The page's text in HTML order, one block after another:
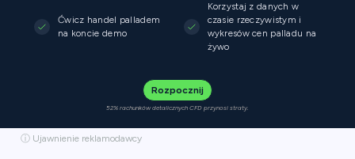
Ćwicz handel palladem
na koncie demo
Korzystaj z danych w
czasie rzeczywistym i
wykresów cen palladu na
żywo
Rozpocznij
52% rachunków detalicznych CFD przynosi straty.
ⓘ Ujawnienie reklamodawcy